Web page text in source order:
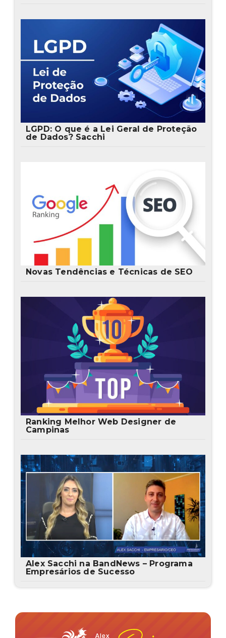
LGPD: O que é a Lei Geral de Proteção
de Dados? Sacchi
Novas Tendências e Técnicas de SEO
Ranking Melhor Web Designer de
Campinas
Alex Sacchi na BandNews – Programa
Empresários de Sucesso